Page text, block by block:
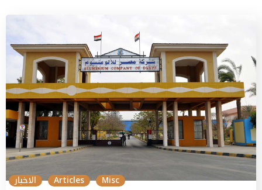
الاخبار Articles Misc